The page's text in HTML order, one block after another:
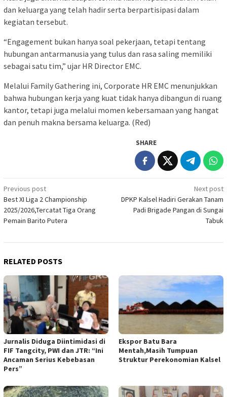
dan keluarga yang telah hadir serta berpartisipasi dalam
kegiatan tersebut.
“Engagement bukan hanya soal pekerjaan, tetapi tentang
hubungan antarmanusia yang tulus dan rasa saling memiliki
sebagai satu tim,” ujar HR Director EMC.
Melalui Family Gathering ini, Corporate HR EMC menunjukkan
bahwa hubungan kerja yang kuat tidak hanya dibangun di ruang
kantor, tetapi juga melalui momen kebersamaan yang hangat
dan penuh makna bersama keluarga. (Red)
SHARE
Post
navigation
Previous post
Best XI Liga 2 Championship
2025/2026,Tercatat Tiga Orang
Pemain Barito Putera
Next post
DPKP Kalsel Hadiri Gerakan Tanam
Padi Brigade Pangan di Sungai
Tabuk
RELATED POSTS
Jurnalis Diduga Diintimidasi di
FIF Tangcity, PWI dan JTR: “Ini
Ancaman Serius Kebebasan
Pers”
Ekspor Batu Bara
Mentah,Masih Tumpuan
Struktur Perekonomian Kalsel